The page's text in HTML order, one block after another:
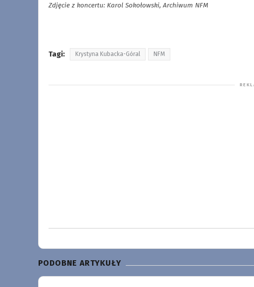
Zdjęcie z koncertu: Karol Sokołowski, Archiwum NFM
Tagi: Krystyna Kubacka-Góral NFM
PODOBNE ARTYKUŁY